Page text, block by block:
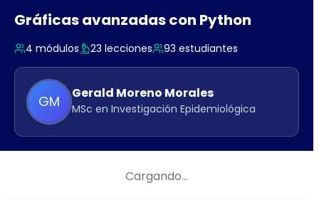
Gráficas avanzadas con Python
4 módulos 23 lecciones 93 estudiantes
GM Gerald Moreno Morales
MSc en Investigación Epidemiológica
Cargando…